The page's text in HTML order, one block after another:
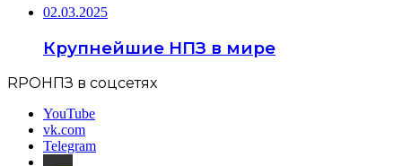
02.03.2025
Крупнейшие НПЗ в мире
RPOНПЗ в соцсетях
YouTube
vk.com
Telegram